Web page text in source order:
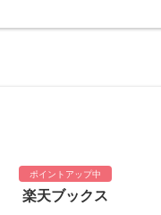
ポイントアップ中
楽天ブックス